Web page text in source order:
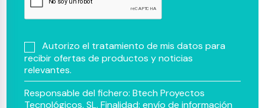
Autorizo el tratamiento de mis datos para
recibir ofertas de productos y noticias
relevantes.
Responsable del fichero: Btech Proyectos
Tecnológicos, SL. Finalidad: envío de información